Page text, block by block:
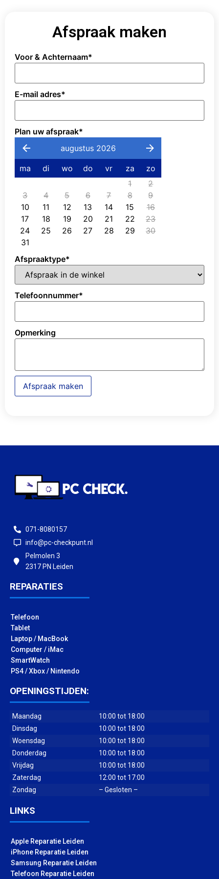
Afspraak maken
Voor & Achternaam*
E-mail adres*
Plan uw afspraak*
augustus 2026
ma di wo do vr za
zo
1
2
3
4 5 6 7 8
9
10
11 12 13 14 15
16
17
18 19 20 21 22
23
24
25 26 27 28 29
30
31
Afspraaktype*
Telefoonnummer*
Opmerking
Afspraak maken
071-8080157
info@pc-checkpunt.nl
Pelmolen 3
2317 PN Leiden
REPARATIES
Telefoon
Tablet
Laptop / MacBook
Computer / iMac
SmartWatch
PS4 / Xbox / Nintendo
OPENINGSTIJDEN:
Maandag
10:00 tot 18:00
Dinsdag
10:00 tot 18:00
Woensdag
10:00 tot 18:00
Donderdag
10:00 tot 18:00
Vrijdag
10:00 tot 18:00
Zaterdag
12:00 tot 17:00
Zondag
– Gesloten –
LINKS
Apple Reparatie Leiden
iPhone Reparatie Leiden
Samsung Reparatie Leiden
Telefoon Reparatie Leiden